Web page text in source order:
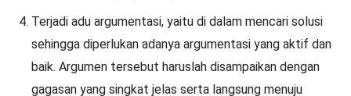
Terjadi adu argumentasi, yaitu di dalam mencari solusi
sehingga diperlukan adanya argumentasi yang aktif dan
baik. Argumen tersebut haruslah disampaikan dengan
gagasan yang singkat jelas serta langsung menuju